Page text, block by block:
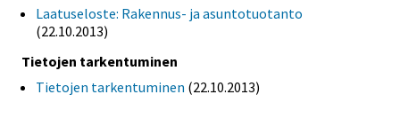
Laatuseloste: Rakennus- ja asuntotuotanto
(22.10.2013)
Tietojen tarkentuminen
Tietojen tarkentuminen (22.10.2013)